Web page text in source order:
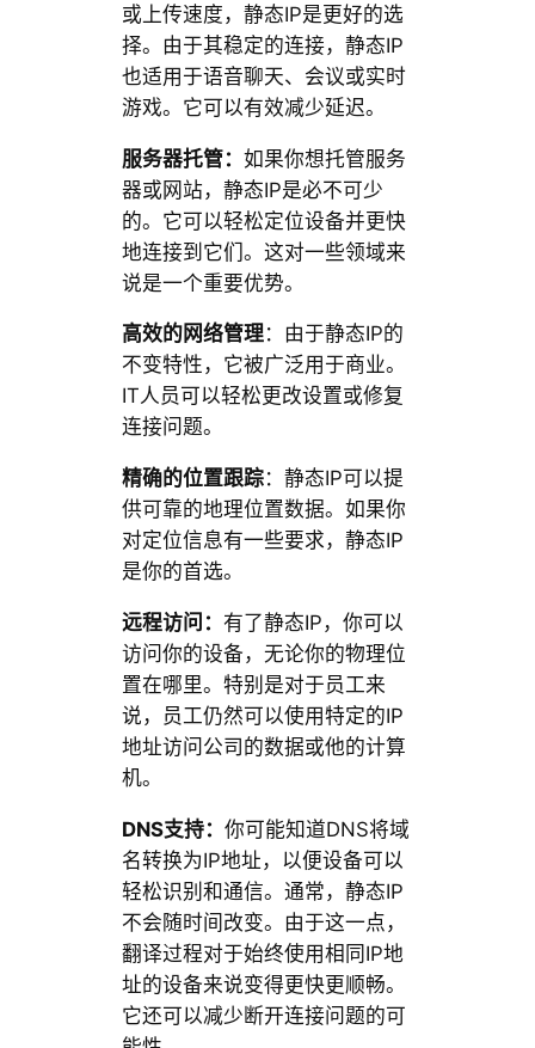
或上传速度，静态IP是更好的选
择。由于其稳定的连接，静态IP
也适用于语音聊天、会议或实时
游戏。它可以有效减少延迟。
服务器托管： 如果你想托管服务
器或网站，静态IP是必不可少
的。它可以轻松定位设备并更快
地连接到它们。这对一些领域来
说是一个重要优势。
高效的网络管理：由于静态IP的
不变特性，它被广泛用于商业。
IT人员可以轻松更改设置或修复
连接问题。
精确的位置跟踪：静态IP可以提
供可靠的地理位置数据。如果你
对定位信息有一些要求，静态IP
是你的首选。
远程访问： 有了静态IP，你可以
访问你的设备，无论你的物理位
置在哪里。特别是对于员工来
说，员工仍然可以使用特定的IP
地址访问公司的数据或他的计算
机。
DNS支持： 你可能知道DNS将域
名转换为IP地址，以便设备可以
轻松识别和通信。通常，静态IP
不会随时间改变。由于这一点，
翻译过程对于始终使用相同IP地
址的设备来说变得更快更顺畅。
它还可以减少断开连接问题的可